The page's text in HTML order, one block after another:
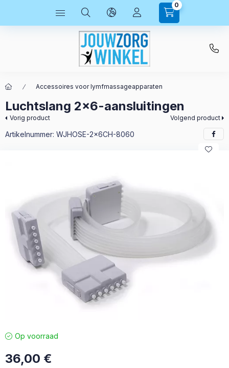
0
Accessoires voor lymfmassageapparaten
Luchtslang 2x6-aansluitingen
Vorig product Volgend product
Artikelnummer: WJHOSE-2x6CH-8060
Op voorraad
36,00 €